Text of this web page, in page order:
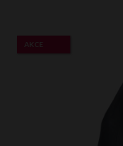
AKCE